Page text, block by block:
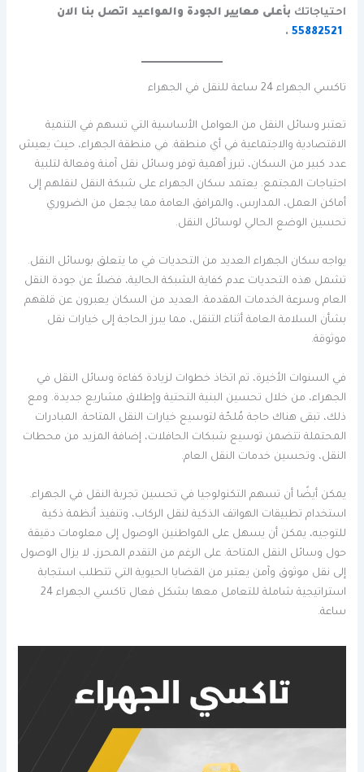
احتياجاتكبأعلى معايير الجودة والمواعيد اتصل بنا الان
55882521
.
تاكسي الجهراء 24 ساعة للنقل في الجهراء
تعتبر وسائل النقل من العوامل الأساسية التي تسهم في التنمية
الاقتصادية والاجتماعية في أي منطقة. في منطقة الجهراء، حيث يعيش
عدد كبير من السكان، تبرز أهمية توفر وسائل نقل آمنة وفعالة لتلبية
احتياجات المجتمع. يعتمد سكان الجهراء على شبكة النقل لنقلهم إلى
أماكن العمل، المدارس، والمرافق العامة مما يجعل من الضروري
تحسين الوضع الحالي لوسائل النقل.
يواجه سكان الجهراء العديد من التحديات في ما يتعلق بوسائل النقل.
تشمل هذه التحديات عدم كفاية الشبكة الحالية، فضلاً عن جودة النقل
العام وسرعة الخدمات المقدمة. العديد من السكان يعبرون عن قلقهم
بشأن السلامة العامة أثناء التنقل، مما يبرز الحاجة إلى خيارات نقل
موثوقة.
في السنوات الأخيرة، تم اتخاذ خطوات لزيادة كفاءة وسائل النقل في
الجهراء، من خلال تحسين البنية التحتية وإطلاق مشاريع جديدة. ومع
ذلك، تبقى هناك حاجة مُلحّة لتوسيع خيارات النقل المتاحة. المبادرات
المحتملة تتضمن توسيع شبكات الحافلات، إضافة المزيد من محطات
النقل، وتحسين خدمات النقل العام.
يمكن أيضًا أن تسهم التكنولوجيا في تحسين تجربة النقل في الجهراء.
استخدام تطبيقات الهواتف الذكية لنقل الركاب، وتنفيذ أنظمة ذكية
للتوجيه، يمكن أن يسهل على المواطنين الوصول إلى معلومات دقيقة
حول وسائل النقل المتاحة. على الرغم من التقدم المحرز، لا يزال الوصول
إلى نقل موثوق وآمن يعتبر من القضايا الحيوية التي تتطلب استجابة
استراتيجية شاملة للتعامل معها بشكل فعال تاكسي الجهراء 24
ساعة.